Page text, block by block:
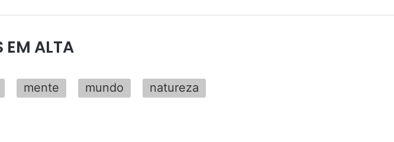
EM ALTA
mente mundo
natureza